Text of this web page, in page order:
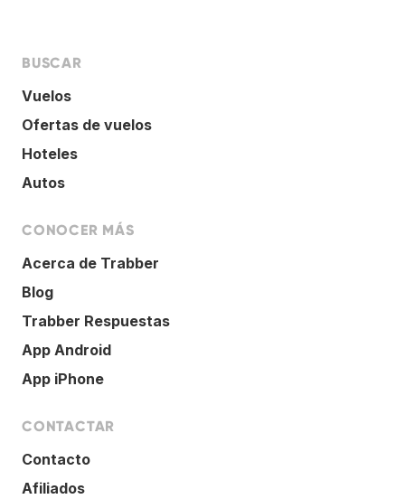
BUSCAR
Vuelos
Ofertas de vuelos
Hoteles
Autos
CONOCER MÁS
Acerca de Trabber
Blog
Trabber Respuestas
App Android
App iPhone
CONTACTAR
Contacto
Afiliados